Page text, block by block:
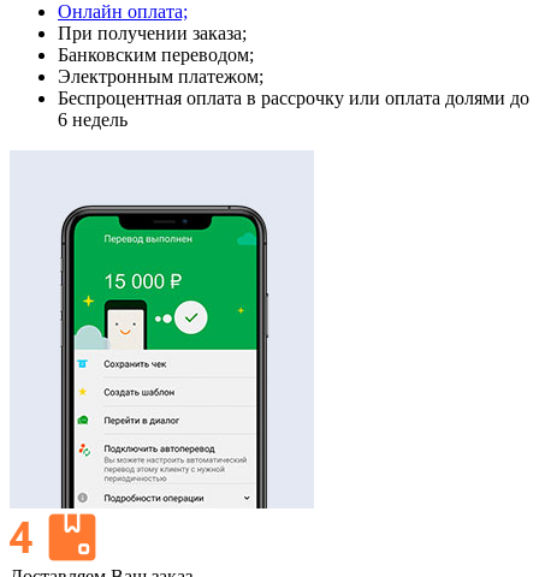
Онлайн оплата;
При получении заказа;
Банковским переводом;
Электронным платежом;
Беспроцентная оплата в рассрочку или оплата долями до
6 недель